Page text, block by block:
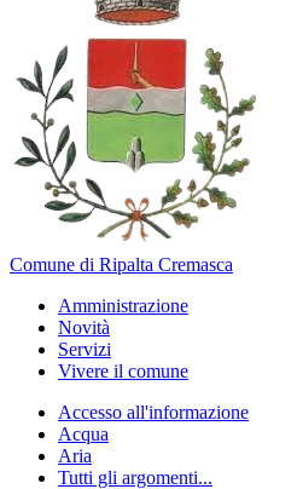
Comune di Ripalta Cremasca
Amministrazione
Novità
Servizi
Vivere il comune
Accesso all'informazione
Acqua
Aria
Tutti gli argomenti...